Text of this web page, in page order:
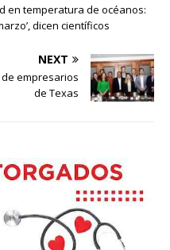
en temperatura de océanos:
dicen científicos
NEXT
empresarios
de Texas